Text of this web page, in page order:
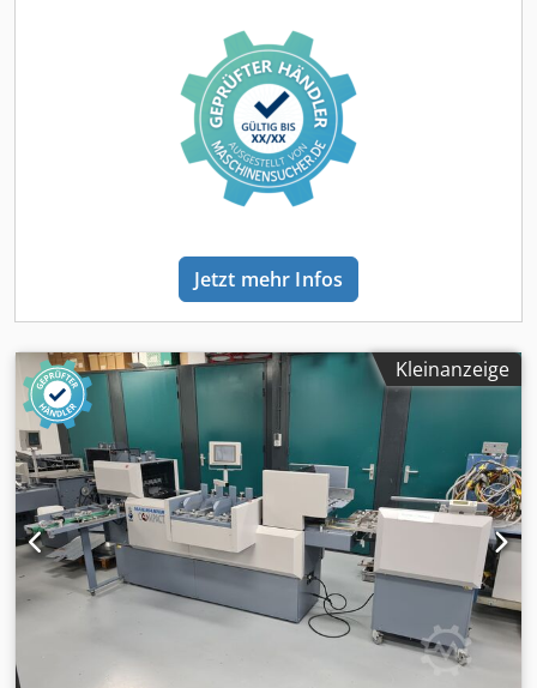
maschine ist neu gekauft bei Kunde von wer wir das
gekauft haben un war ein back-up maschine nur fuer C4
produktion gemeinnt, deswegen ist die zahler nicht so
hoeh! Trotzdem haben wir die ganze maschine wartung
gegeben und einfach alle sachen getausch fuer neue wo
das notwendig war. Konfiguration: Optional - mueller
apparatebau 6809c kanal plus autoloader - 3 beilagen
anlegern (abnahme von unten) - Umschag kuvertiersektion
fuer ein Vorfuhrung!
Jetzt mehr Infos
Kleinanzeige